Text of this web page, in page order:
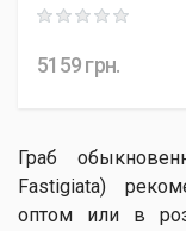
Rating: 0 out of 5
5159грн.
Граб
Fastigiata)
оптом или в